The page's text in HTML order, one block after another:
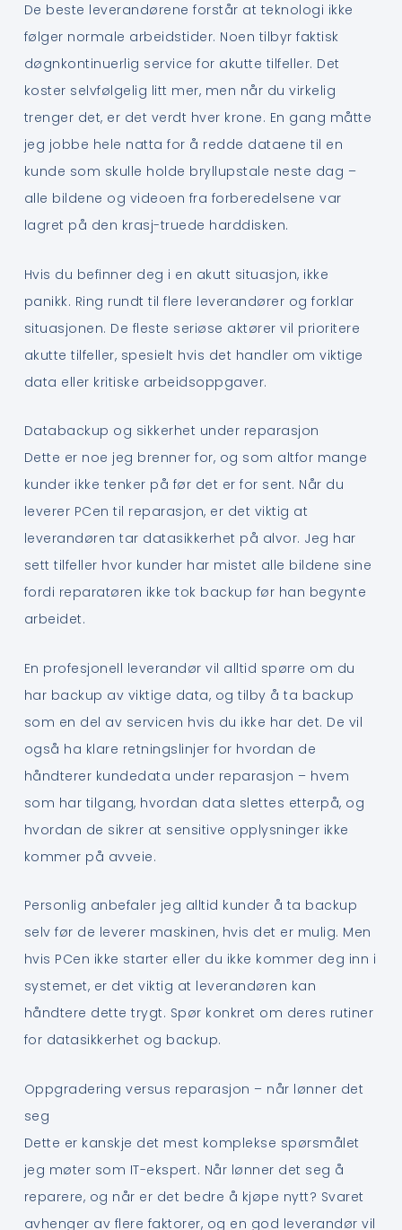
De beste leverandørene forstår at teknologi ikke
følger normale arbeidstider. Noen tilbyr faktisk
døgnkontinuerlig service for akutte tilfeller. Det
koster selvfølgelig litt mer, men når du virkelig
trenger det, er det verdt hver krone. En gang måtte
jeg jobbe hele natta for å redde dataene til en
kunde som skulle holde bryllupstale neste dag –
alle bildene og videoen fra forberedelsene var
lagret på den krasj-truede harddisken.
Hvis du befinner deg i en akutt situasjon, ikke
panikk. Ring rundt til flere leverandører og forklar
situasjonen. De fleste seriøse aktører vil prioritere
akutte tilfeller, spesielt hvis det handler om viktige
data eller kritiske arbeidsoppgaver.
Databackup og sikkerhet under reparasjon
Dette er noe jeg brenner for, og som altfor mange
kunder ikke tenker på før det er for sent. Når du
leverer PCen til reparasjon, er det viktig at
leverandøren tar datasikkerhet på alvor. Jeg har
sett tilfeller hvor kunder har mistet alle bildene sine
fordi reparatøren ikke tok backup før han begynte
arbeidet.
En profesjonell leverandør vil alltid spørre om du
har backup av viktige data, og tilby å ta backup
som en del av servicen hvis du ikke har det. De vil
også ha klare retningslinjer for hvordan de
håndterer kundedata under reparasjon – hvem
som har tilgang, hvordan data slettes etterpå, og
hvordan de sikrer at sensitive opplysninger ikke
kommer på avveie.
Personlig anbefaler jeg alltid kunder å ta backup
selv før de leverer maskinen, hvis det er mulig. Men
hvis PCen ikke starter eller du ikke kommer deg inn i
systemet, er det viktig at leverandøren kan
håndtere dette trygt. Spør konkret om deres rutiner
for datasikkerhet og backup.
Oppgradering versus reparasjon – når lønner det
seg
Dette er kanskje det mest komplekse spørsmålet
jeg møter som IT-ekspert. Når lønner det seg å
reparere, og når er det bedre å kjøpe nytt? Svaret
avhenger av flere faktorer, og en god leverandør vil